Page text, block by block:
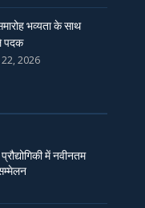
भव्यता के साथ
पदक
22, 2026
में नवीनतम